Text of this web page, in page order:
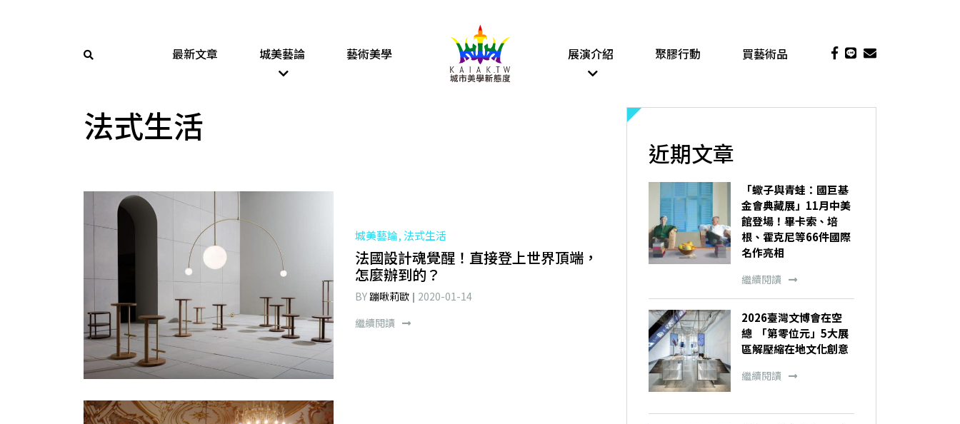
最新文章 城美藝論 藝術美學 展演介紹 聚膠行動 買藝術品
法式生活
城美藝論, 法式生活
法國設計魂覺醒！直接登上世界頂端，
怎麼辦到的？
BY 蹦啾莉歐
2020-01-14
繼續閱讀
近期文章
「蠍子與青蛙：國巨基
金會典藏展」11月中美
館登場！畢卡索、培
根、霍克尼等66件國際
名作亮相
繼續閱讀
2026臺灣文博會在空
總 「第零位元」5大展
區解壓縮在地文化創意
繼續閱讀